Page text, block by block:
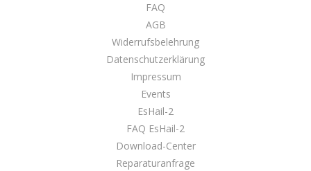
FAQ
AGB
Widerrufsbelehrung
Datenschutzerklärung
Impressum
Events
EsHail-2
FAQ EsHail-2
Download-Center
Reparaturanfrage